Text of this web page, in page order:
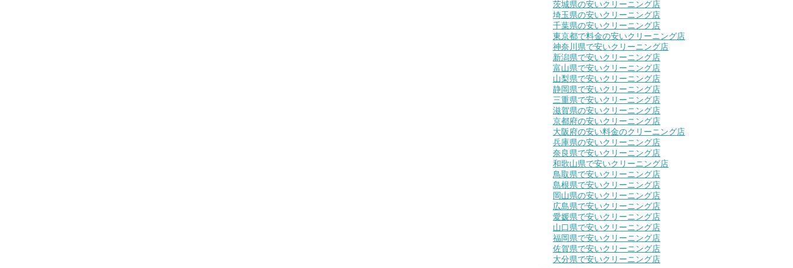
茨城県の安いクリーニング店
埼玉県の安いクリーニング店
千葉県の安いクリーニング店
東京都で料金の安いクリーニング店
神奈川県で安いクリーニング店
新潟県で安いクリーニング店
富山県で安いクリーニング店
山梨県で安いクリーニング店
静岡県で安いクリーニング店
三重県で安いクリーニング店
滋賀県の安いクリーニング店
京都府の安いクリーニング店
大阪府の安い料金のクリーニング店
兵庫県の安いクリーニング店
奈良県で安いクリーニング店
和歌山県で安いクリーニング店
鳥取県で安いクリーニング店
島根県で安いクリーニング店
岡山県の安いクリーニング店
広島県で安いクリーニング店
愛媛県で安いクリーニング店
山口県で安いクリーニング店
福岡県で安いクリーニング店
佐賀県で安いクリーニング店
大分県で安いクリーニング店